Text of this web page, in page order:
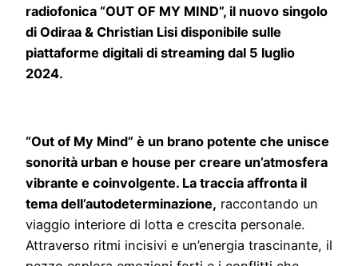
radiofonica “OUT OF MY MIND”, il nuovo singolo
di Odiraa & Christian Lisi disponibile sulle
piattaforme digitali di streaming dal 5 luglio
2024.
“Out of My Mind” è un brano potente che unisce
sonorità urban e house per creare un’atmosfera
vibrante e coinvolgente. La traccia affronta il
tema dell’autodeterminazione, raccontando un
viaggio interiore di lotta e crescita personale.
Attraverso ritmi incisivi e un’energia trascinante, il